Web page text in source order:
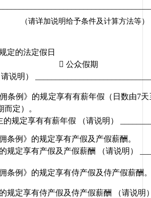
（请详加说明给予条件及计算方法等）
定的法定假日
 公众假期
请说明）
条例》的规定享有有薪年假（日数由7天
而定）。
的规定享有有薪年假 （请说明）
条例》的规定享有产假及产假薪酬。
规定享有产假及产假薪酬 （请说明）
条例》的规定享有侍产假及侍产假薪酬
规定享有侍产假及侍产假薪酬 （请说明